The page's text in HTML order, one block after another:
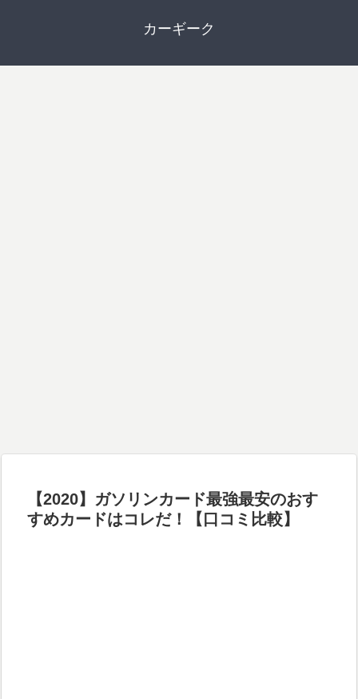
カーギーク
【2020】ガソリンカード最強最安のおす
すめカードはコレだ！【口コミ比較】